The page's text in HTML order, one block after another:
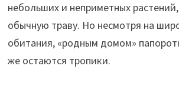
небольших и неприметных
обычную траву. Но несмотря на
обитания, «родным домом»
же остаются тропики.